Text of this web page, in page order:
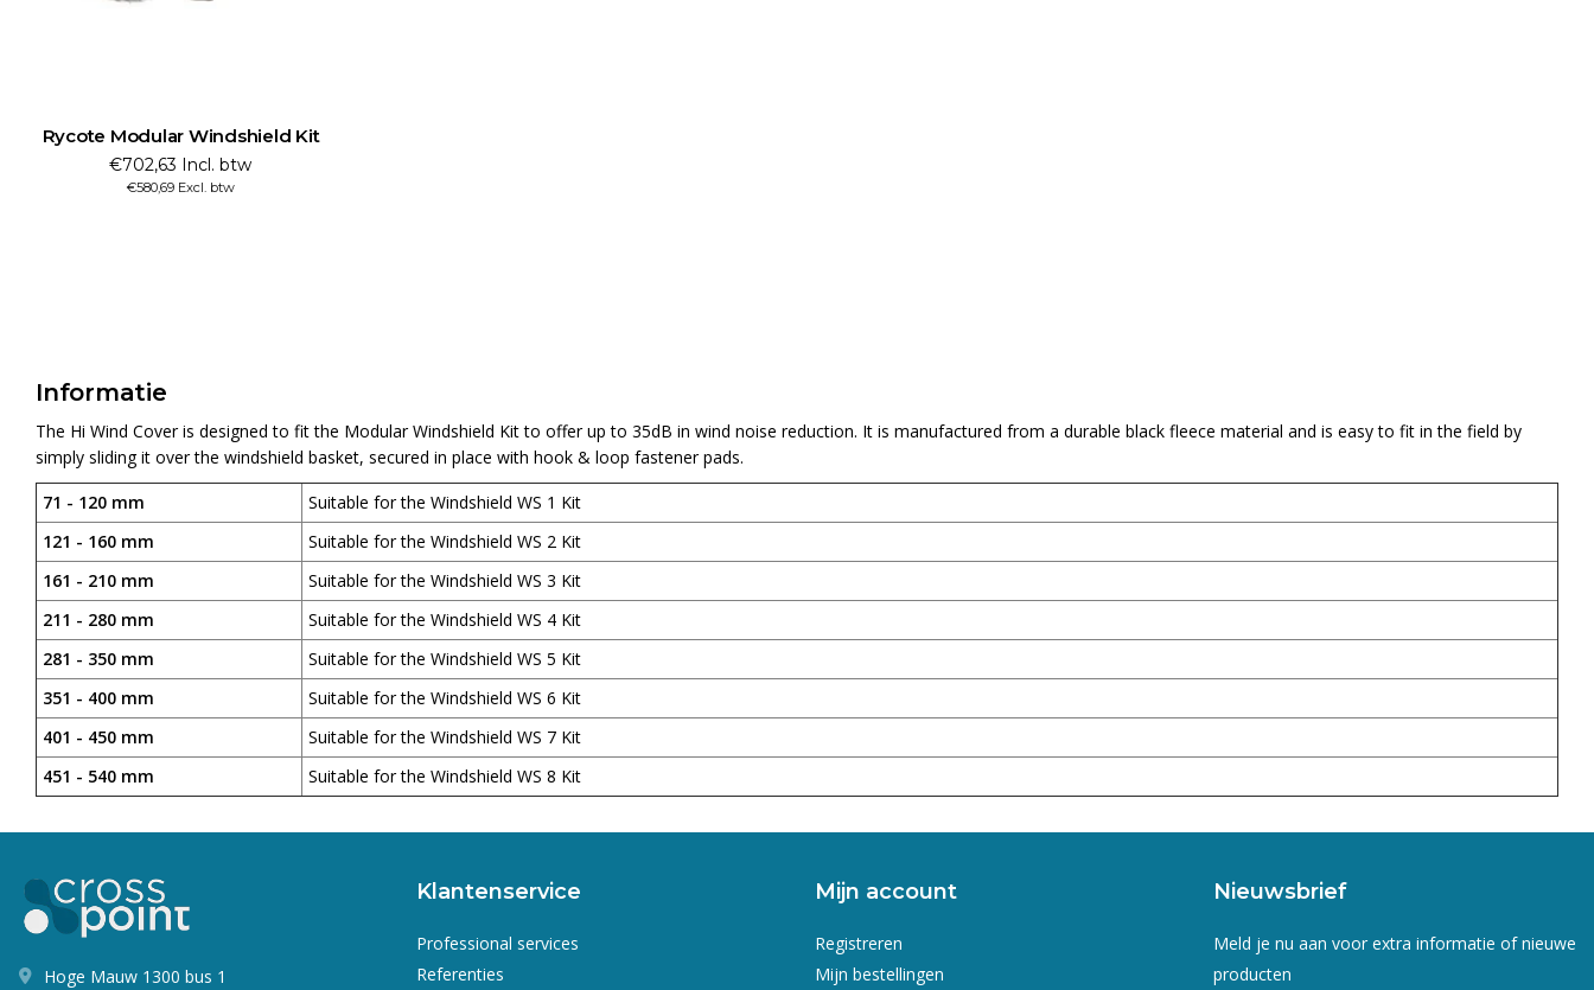
Rycote Modular Windshield Kit
€702,63 Incl. btw
€580,69 Excl. btw
Informatie
The Hi Wind Cover is designed to fit the Modular Windshield Kit to offer up to 35dB in wind noise reduction. It is manufactured from a durable black fleece material and is easy to fit in the field by
simply sliding it over the windshield basket, secured in place with hook & loop fastener pads.
71 - 120 mm
Suitable for the Windshield WS 1 Kit
121 - 160 mm
Suitable for the Windshield WS 2 Kit
161 - 210 mm
Suitable for the Windshield WS 3 Kit
211 - 280 mm
Suitable for the Windshield WS 4 Kit
281 - 350 mm
Suitable for the Windshield WS 5 Kit
351 - 400 mm
Suitable for the Windshield WS 6 Kit
401 - 450 mm
Suitable for the Windshield WS 7 Kit
451 - 540 mm
Suitable for the Windshield WS 8 Kit
Hoge Mauw 1300 bus 1
Klantenservice
Professional services
Referenties
Mijn account
Registreren
Mijn bestellingen
Nieuwsbrief
Meld je nu aan voor extra informatie of nieuwe
producten